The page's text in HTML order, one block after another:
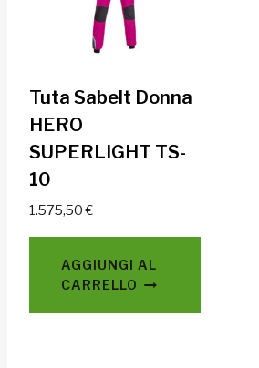
Tuta Sabelt Donna
HERO
SUPERLIGHT TS-
10
1.575,50€
AGGIUNGI AL
CARRELLO